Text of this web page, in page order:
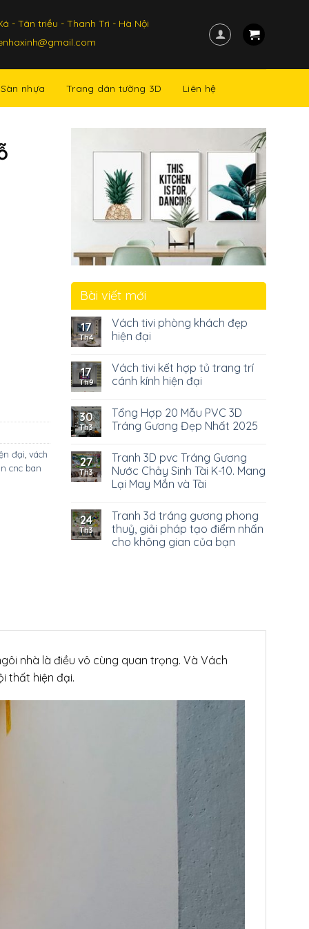
- Tân triều - Thanh Trì - Hà Nội
Sàn nhựa Trang dán tường 3D Liên hệ
đại vách
cnc ban
Bài viết mới
17
Th4
Vách tivi phòng khách đẹp
hiện đại
17
Th9
Vách tivi kết hợp tủ trang trí
cánh kính hiện đại
30
Th3
Tổng Hợp 20 Mẫu PVC 3D
Tráng Gương Đẹp Nhất 2025
27
Th3
Tranh 3D pvc Tráng Gương
Nước Chảy Sinh Tài K-10. Mang
Lại May Mắn và Tài
24
Th3
Tranh 3d tráng gương phong
thuỷ, giải pháp tạo điểm nhấn
cho không gian của bạn
nhà là điều vô cùng quan trọng. Và Vách
thất hiện đại.